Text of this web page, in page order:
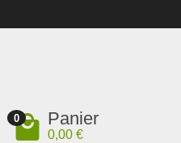
0 Panier
0,00 €